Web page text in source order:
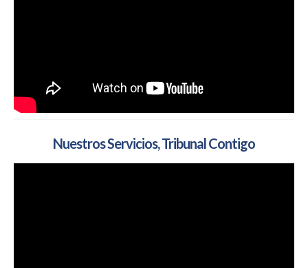
Nuestros Servicios, Tribunal Contigo